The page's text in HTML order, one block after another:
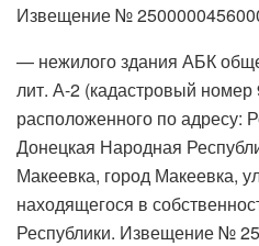
Извещение №
— нежилого здания АБК
лит. А-2 (кадастровый
расположенного по адресу:
Донецкая Народная
Макеевка, город Макеевка,
находящегося в
Республики. Извещение №